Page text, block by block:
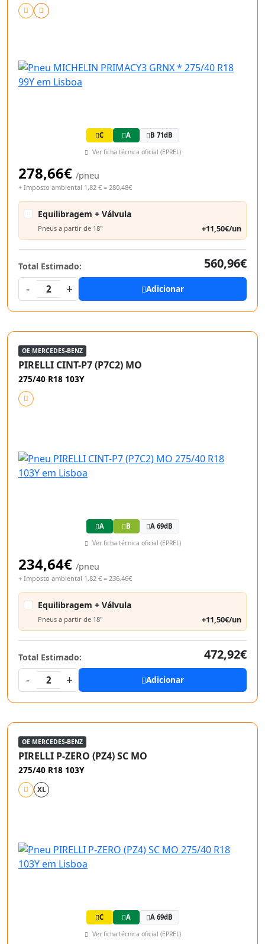
C A B 71dB
Ver ficha técnica oficial (EPREL)
278,66€ /pneu
+ Imposto ambiental 1,82 € = 280,48€
Equilibragem + Válvula
Pneus a partir de 18" +11,50€/un
Total Estimado:
560,96€
-
2 + Adicionar
OE MERCEDES-BENZ
PIRELLI CINT-P7 (P7C2) MO
275/40 R18 103Y
A B A 69dB
Ver ficha técnica oficial (EPREL)
234,64€ /pneu
+ Imposto ambiental 1,82 € = 236,46€
Equilibragem + Válvula
Pneus a partir de 18" +11,50€/un
Total Estimado:
472,92€
-
2 + Adicionar
OE MERCEDES-BENZ
PIRELLI P-ZERO (PZ4) SC MO
275/40 R18 103Y
XL
C A A 69dB
Ver ficha técnica oficial (EPREL)